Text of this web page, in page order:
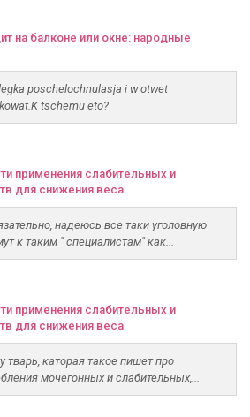
на балконе или окне: народные
poschelochnulasja i w otwet
tschemu eto?
применения слабительных и
для снижения веса
надеюсь все таки уголовную
к таким " специалистам" как...
применения слабительных и
для снижения веса
тварь, каторая такое пишет про
мочегонных и слабительных,...